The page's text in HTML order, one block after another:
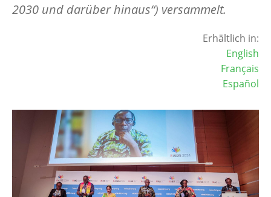
2030 und darüber hinaus“) versammelt.
Erhältlich in:
English
Français
Español